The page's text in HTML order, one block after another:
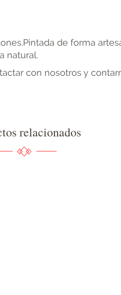
de forma
natural.
con nosotros y
relacionados